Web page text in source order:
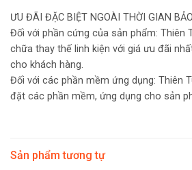
ƯU ĐÃI ĐẶC BIỆT NGOÀI THỜI GIAN
Đối với phần cứng của sản phẩm: Thiên
chữa thay thế linh kiện với giá ưu đãi
cho khách hàng.
Đối với các phần mềm ứng dụng: Thiên
đặt các phần mềm, ứng dụng cho sản
Sản phẩm tương tự